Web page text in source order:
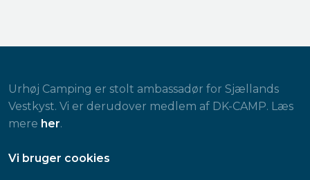
Urhøj Camping er stolt ambassadør for Sjællands
Vestkyst. Vi er derudover medlem af DK-CAMP. Læs
mere her.
​Vi bruger cookies